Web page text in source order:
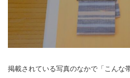
掲載されている写真のなかで「こん